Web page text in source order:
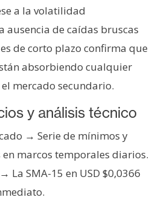
a la volatilidad
ausencia de caídas bruscas
de corto plazo confirma que
absorbiendo cualquier
mercado secundario.
y análisis técnico
→ Serie de mínimos y
marcos temporales diarios.
La SMA-15 en USD $0,0366